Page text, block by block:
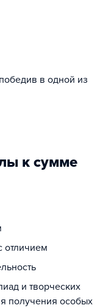
в одной из
к сумме
отличием
и творческих
получения особых